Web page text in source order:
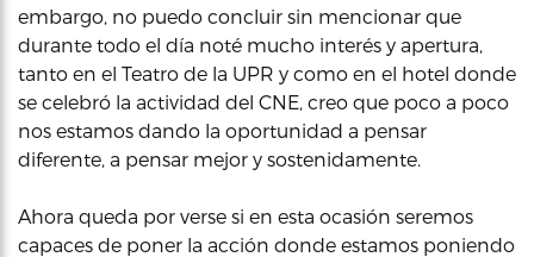
embargo, no puedo concluir sin mencionar que
durante todo el día noté mucho interés y apertura,
tanto en el Teatro de la UPR y como en el hotel donde
se celebró la actividad del CNE, creo que poco a poco
nos estamos dando la oportunidad a pensar
diferente, a pensar mejor y sostenidamente.
Ahora queda por verse si en esta ocasión seremos
capaces de poner la acción donde estamos poniendo